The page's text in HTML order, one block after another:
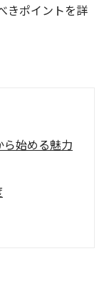
きポイントを詳
始める魅力